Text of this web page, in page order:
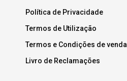
Política de Privacidade
Termos de Utilização
Termos e Condições de venda
Livro de Reclamações